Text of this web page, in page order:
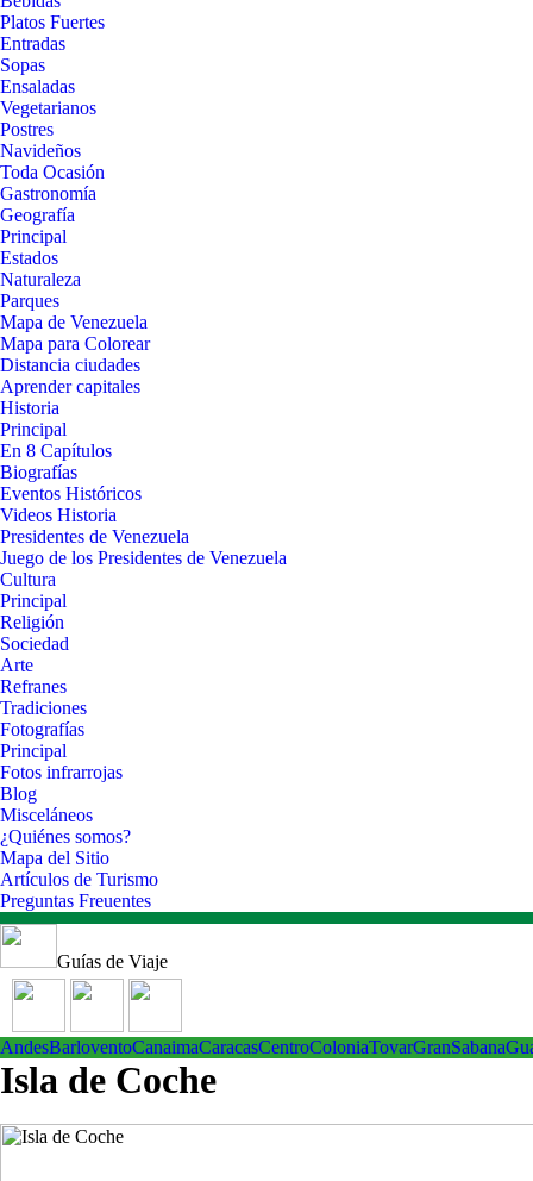
Platos Fuertes
Entradas
Sopas
Ensaladas
Vegetarianos
Postres
Navideños
Toda Ocasión
Gastronomía
Geografía
Principal
Estados
Naturaleza
Parques
Mapa de Venezuela
Mapa para Colorear
Distancia ciudades
Aprender capitales
Historia
Principal
En 8 Capítulos
Biografías
Eventos Históricos
Videos Historia
Presidentes de Venezuela
Juego de los Presidentes de Venezuela
Cultura
Principal
Religión
Sociedad
Arte
Refranes
Tradiciones
Fotografías
Principal
Fotos infrarrojas
Blog
Misceláneos
¿Quiénes somos?
Mapa del Sitio
Artículos de Turismo
Preguntas Freuentes
Guías de Viaje
AndesBarloventoCanaimaCaracasCentroColoniaTovarGranSabana
Isla de Coche